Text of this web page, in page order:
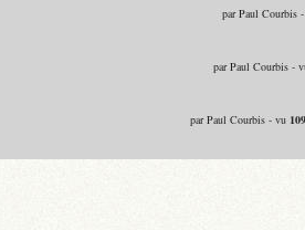
par Paul Courbis
par Paul Courbis -
par Paul Courbis - vu